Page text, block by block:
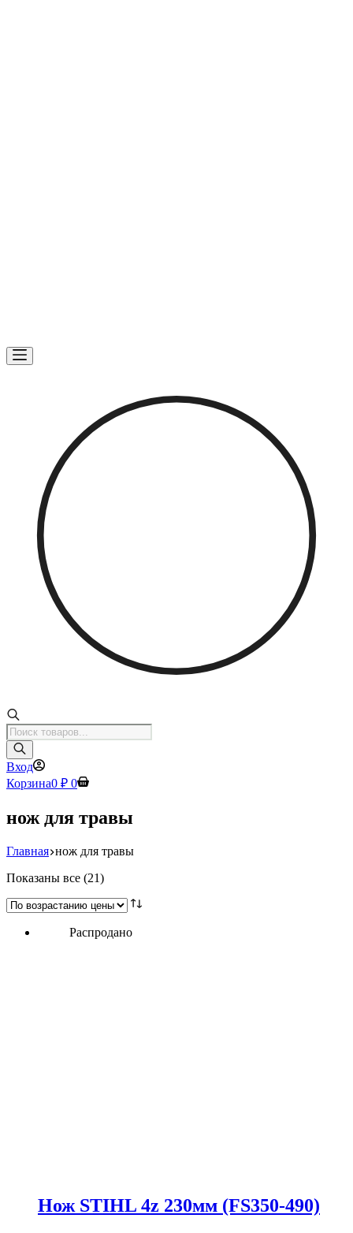
Поиск
товаров
Вход
Корзина0 ₽ 0
нож для травы
Главная нож для травы
Показаны все (21)Цены:
возрастанию
Распродано
Нож STIHL 4z 230мм (FS350-490)